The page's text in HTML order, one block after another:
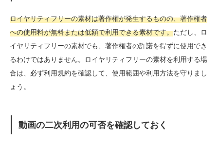
ロイヤリティフリーの素材は著作権が発生するものの、著作権者
への使用料が無料または低額で利用できる素材です。ただし、ロ
イヤリティフリーの素材でも、著作権者の許諾を得ずに使用でき
るわけではありません。ロイヤリティフリーの素材を利用する場
合は、必ず利用規約を確認して、使用範囲や利用方法を守りまし
ょう。
動画の二次利用の可否を確認しておく